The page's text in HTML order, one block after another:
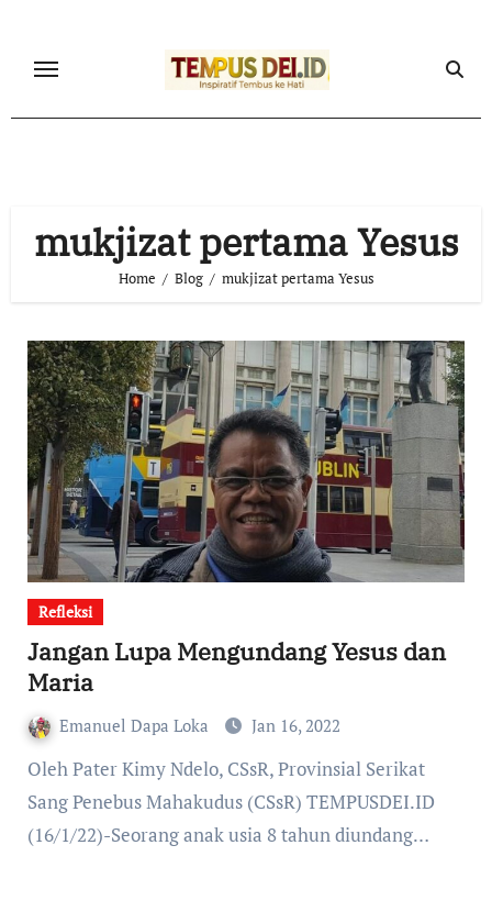
content
mukjizat pertama Yesus
Home Blog mukjizat pertama Yesus
Refleksi
Jangan Lupa Mengundang Yesus dan
Maria
Emanuel Dapa Loka Jan 16, 2022
Oleh Pater Kimy Ndelo, CSsR, Provinsial Serikat
Sang Penebus Mahakudus (CSsR) TEMPUSDEI.ID
(16/1/22)-Seorang anak usia 8 tahun diundang…